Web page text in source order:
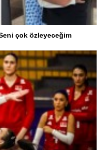
çok özleyeceğim